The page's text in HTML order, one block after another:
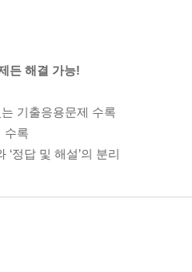
든 해결 가능!
기출응용문제 수록
수록
‘정답 및 해설’의 분리